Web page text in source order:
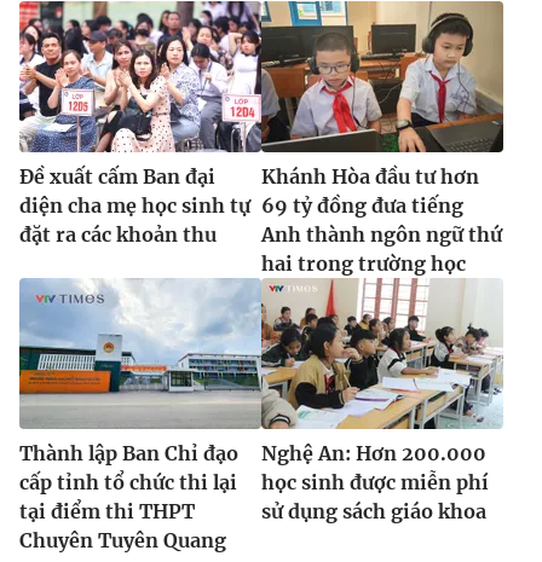
Đề xuất cấm Ban đại
diện cha mẹ học sinh tự
đặt ra các khoản thu
Khánh Hòa đầu tư hơn
69 tỷ đồng đưa tiếng
Anh thành ngôn ngữ thứ
hai trong trường học
Thành lập Ban Chỉ đạo
cấp tỉnh tổ chức thi lại
tại điểm thi THPT
Chuyên Tuyên Quang
Nghệ An: Hơn 200.000
học sinh được miễn phí
sử dụng sách giáo khoa